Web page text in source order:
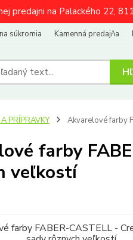
predajni na Palackého 22,
súkromia Kamenná predajňa
PRÍPRAVKY Akvarelové farby
farby
veľkostí